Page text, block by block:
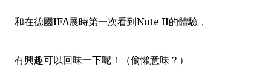
和在德國IFA展時第一次看到Note II的體驗，
有興趣可以回味一下呢！（偷懶意味？）